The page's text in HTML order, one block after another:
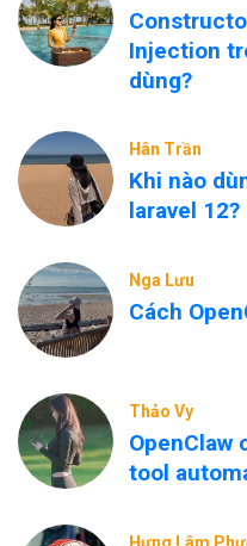
Injection
dùng?
Hân Trần
Khi nào
laravel 12?
Nga Lưu
Cách
Thảo Vy
OpenClaw
tool